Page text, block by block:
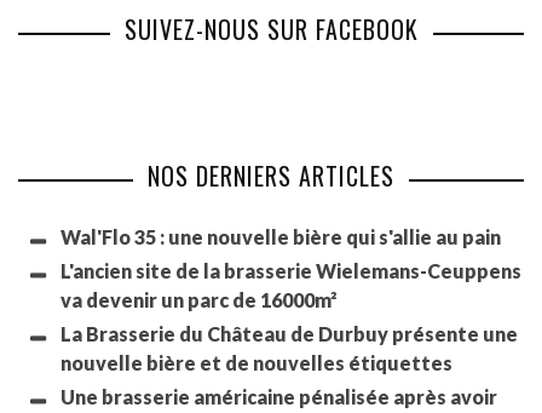
SUIVEZ-NOUS SUR FACEBOOK
NOS DERNIERS ARTICLES
Wal'Flo 35 : une nouvelle bière qui s'allie au pain
L'ancien site de la brasserie Wielemans-Ceuppens
va devenir un parc de 16000m²
La Brasserie du Château de Durbuy présente une
nouvelle bière et de nouvelles étiquettes
Une brasserie américaine pénalisée après avoir